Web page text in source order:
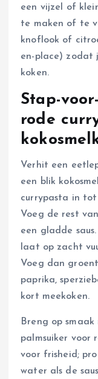
een vijzel of
te maken of te
knoflook of
en-place) zodat
koken.
Stap-
rode
Verhit een
een blik
currypasta in
Voeg de rest
een gladde
laat op zacht
Voeg dan
paprika,
kort meekoken.
Breng op smaak
palmsuiker voor
voor frisheid;
water als de